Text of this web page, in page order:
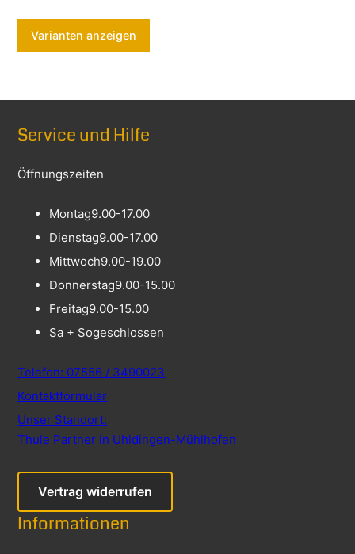
Varianten anzeigen
Service und Hilfe
Öffnungszeiten
Montag9.00-17.00
Dienstag9.00-17.00
Mittwoch9.00-19.00
Donnerstag9.00-15.00
Freitag9.00-15.00
Sa + Sogeschlossen
Telefon: 07556 / 3490023
Kontaktformular
Unser Standort:
Thule Partner in Uhldingen-Mühlhofen
Vertrag widerrufen
Informationen